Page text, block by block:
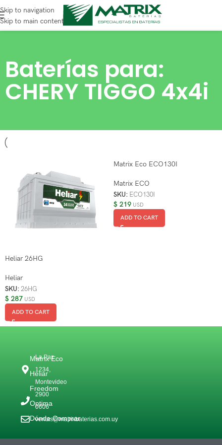
Skip to navigation
Skip to main content
Baterías para:
CHERY TIGGO 4x4i
Heliar 26HG
Heliar
SKU: 26HG
$ 287 USD
ADD TO CART
Matrix Eco ECO130I
Matrix ECO
SKU: ECO130I
$ 219 USD
ADD TO CART
La Paz
1234,
Montevideo
2900
0606
ventas@matrixbaterias.com.uy
Matrix Eco
Heliar
Freedom
Optima
Dónde Comprar